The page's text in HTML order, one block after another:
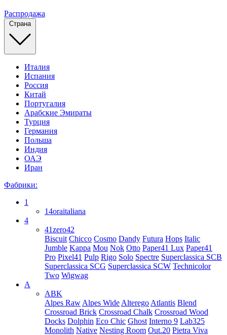
Распродажа
Страна
Италия
Испания
Россия
Китай
Португалия
Арабские Эмираты
Турция
Германия
Польша
Индия
ОАЭ
Иран
Фабрики:
1
14oraitaliana
4
41zero42
Biscuit Chicco Cosmo Dandy Futura Hops Italic
Jumble Kappa Mou Nok Otto Paper41 Lux Paper41
Pro Pixel41 Pulp Rigo Solo Spectre Superclassica SCB
Superclassica SCG Superclassica SCW Technicolor
Two Wigwag
A
ABK
Alpes Raw Alpes Wide Alterego Atlantis Blend
Crossroad Brick Crossroad Chalk Crossroad Wood
Docks Dolphin Eco Chic Ghost Interno 9 Lab325
Monolith Native Nesting Room Out.20 Pietra Viva